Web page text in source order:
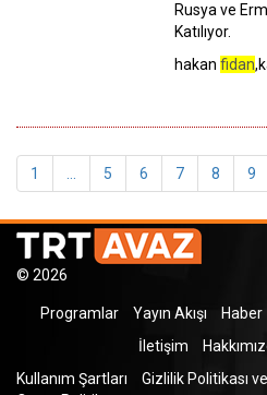
Rusya ve
Katılıyor.
hakan fidan
1 5 6 7 8 9
© 2026
Programlar Yayın Akışı Haber
İletişim
Kullanım Şartları
Gizlilik Politikası